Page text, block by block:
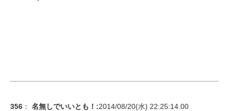
356 ： 名無しでいいとも！ :2014/08/20(水) 22:25:14.00